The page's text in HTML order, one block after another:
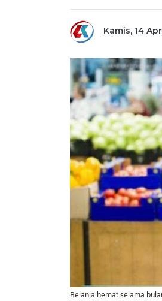
Kamis, 14
Belanja hemat selama